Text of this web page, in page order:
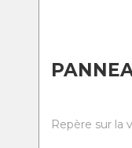
Repère sur la